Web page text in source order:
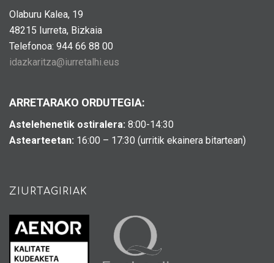
Olaburu Kalea, 19
48215 Iurreta, Bizkaia
Telefonoa: 944 66 88 00
idazkaritza@iurretalhi.eus
ARRETARAKO ORDUTEGIA:
Astelehenetik ostiralera: 8:00-14:30
Astearteetan: 16:00 – 17:30 (urritik ekainera bitartean)
ZIURTAGIRIAK